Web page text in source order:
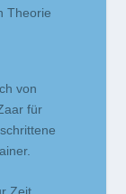
Theorie
von
für